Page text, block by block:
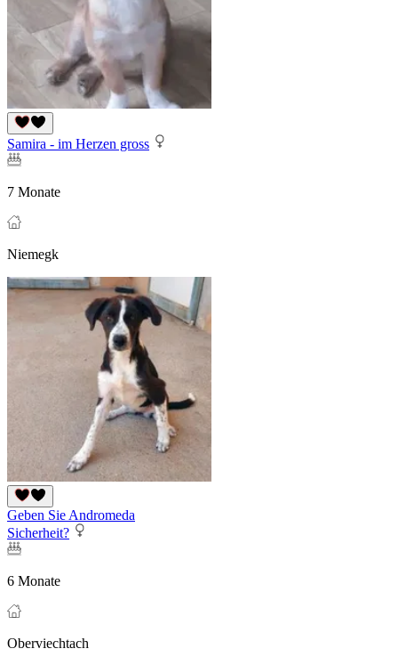
Samira - im Herzen gross
7 Monate
Niemegk
Geben Sie Andromeda
Sicherheit?
6 Monate
Oberviechtach